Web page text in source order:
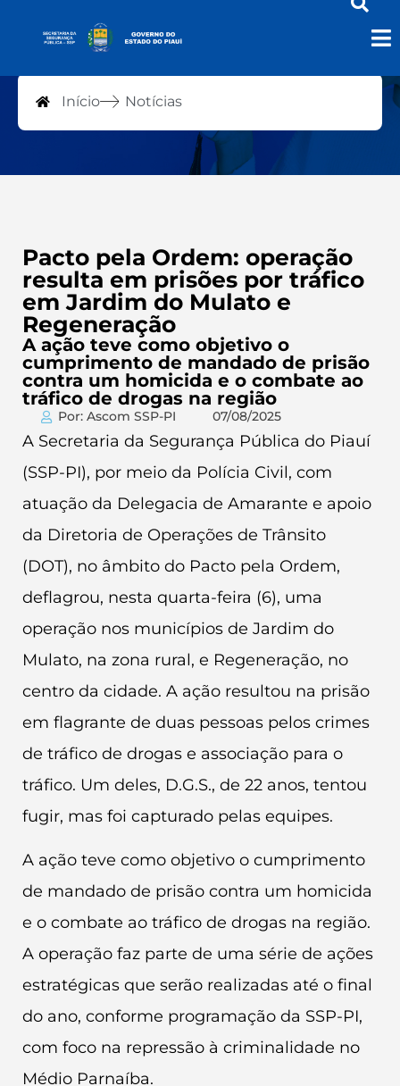
Notícias
Início Notícias
Pacto pela Ordem: operação
resulta em prisões por tráfico
em Jardim do Mulato e
Regeneração
A ação teve como objetivo o
cumprimento de mandado de prisão
contra um homicida e o combate ao
tráfico de drogas na região
Por: Ascom SSP-PI 07/08/2025
A Secretaria da Segurança Pública do Piauí
(SSP-PI), por meio da Polícia Civil, com
atuação da Delegacia de Amarante e apoio
da Diretoria de Operações de Trânsito
(DOT), no âmbito do Pacto pela Ordem,
deflagrou, nesta quarta-feira (6), uma
operação nos municípios de Jardim do
Mulato, na zona rural, e Regeneração, no
centro da cidade. A ação resultou na prisão
em flagrante de duas pessoas pelos crimes
de tráfico de drogas e associação para o
tráfico. Um deles, D.G.S., de 22 anos, tentou
fugir, mas foi capturado pelas equipes.
A ação teve como objetivo o cumprimento
de mandado de prisão contra um homicida
e o combate ao tráfico de drogas na região.
A operação faz parte de uma série de ações
estratégicas que serão realizadas até o final
do ano, conforme programação da SSP-PI,
com foco na repressão à criminalidade no
Médio Parnaíba.